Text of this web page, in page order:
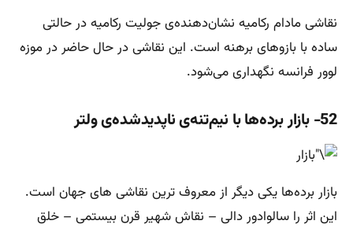
نقاشی مادام رکامیه نشان‌دهنده‌ی جولیت رکامیه در حالتی
ساده با بازوهای برهنه است. این نقاشی در حال حاضر در موزه
لوور فرانسه نگهداری می‌شود.
52- بازار برده‌ها با نیم‌تنه‌ی ناپدیدشده‌ی ولتر
بازار برده‌ها یکی دیگر از معروف ترین نقاشی های جهان است.
این اثر را سالوادور دالی – نقاش شهیر قرن بیستمی – خلق